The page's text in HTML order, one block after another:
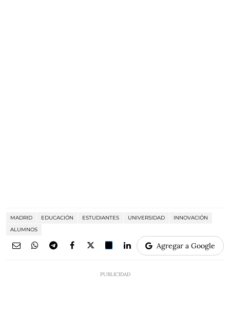
MADRID EDUCACIÓN ESTUDIANTES UNIVERSIDAD
INNOVACIÓN
ALUMNOS
Agregar a Google